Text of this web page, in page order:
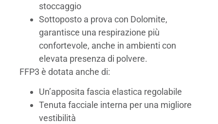
stoccaggio
Sottoposto a prova con Dolomite,
garantisce una respirazione più
confortevole, anche in ambienti con
elevata presenza di polvere.
FFP3 è dotata anche di:
Un’apposita fascia elastica regolabile
Tenuta facciale interna per una migliore
vestibilità